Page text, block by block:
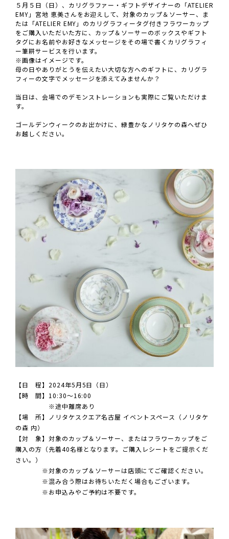
５月５日（日）、カリグラファー・ギフトデザイナーの「ATELIER
EMY」宮地 恵美さんをお迎えして、対象のカップ＆ソーサー、ま
たは「ATELIER EMY」のカリグラフィータグ付きフラワーカップ
をご購入いただいた方に、カップ＆ソーサーのボックスやギフト
タグにお名前やお好きなメッセージをその場で書くカリグラフィ
ー筆耕サービスを行います。
※画像はイメージです。
母の日やありがとうを伝えたい大切な方へのギフトに、カリグラ
フィーの文字でメッセージを添えてみませんか？
当日は、会場でのデモンストレーションも実際にご覧いただけま
す。
ゴールデンウィークのお出かけに、緑豊かなノリタケの森へぜひ
お越しください。
【日 程】2024年5月5日（日）
【時 間】10:30～16:00
※途中離席あり
【場 所】ノリタケスクエア名古屋 イベントスペース（ノリタケ
の森 内）
【対 象】対象のカップ＆ソーサー、またはフラワーカップをご
購入の方（先着40名様となります。ご購入レシートをご提示くだ
さい。）
※対象のカップ＆ソーサーは店頭にてご確認ください。
※混み合う際はお待ちいただく場合もございます。
※お申込みやご予約は不要です。